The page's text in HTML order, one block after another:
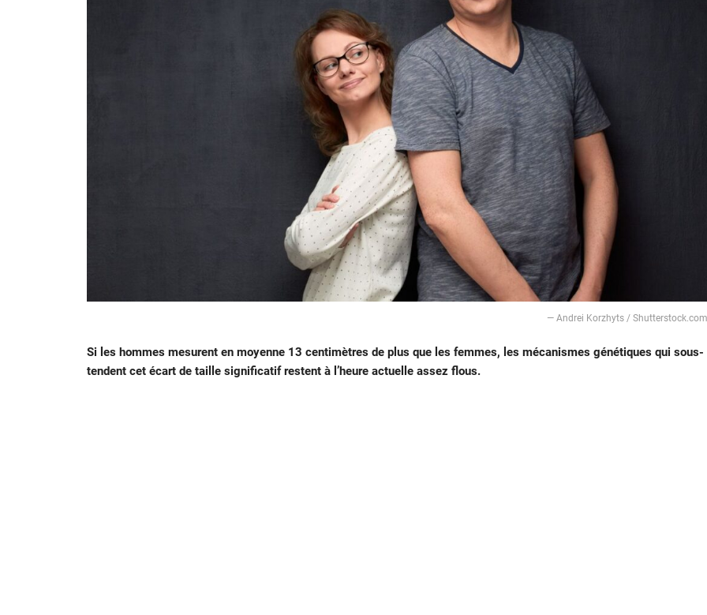
— Andrei Korzhyts / Shutterstock.com
Si les hommes mesurent en moyenne 13 centimètres de plus que les femmes, les mécanismes génétiques qui sous-
tendent cet écart de taille significatif restent à l’heure actuelle assez flous.